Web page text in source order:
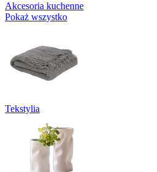
Akcesoria kuchenne
Pokaż wszystko
Tekstylia